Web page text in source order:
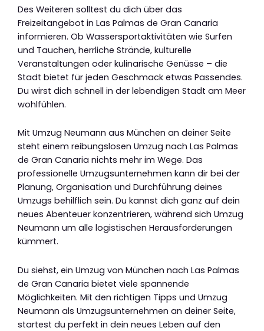
Des Weiteren solltest du dich über das
Freizeitangebot in Las Palmas de Gran Canaria
informieren. Ob Wassersportaktivitäten wie Surfen
und Tauchen, herrliche Strände, kulturelle
Veranstaltungen oder kulinarische Genüsse – die
Stadt bietet für jeden Geschmack etwas Passendes.
Du wirst dich schnell in der lebendigen Stadt am Meer
wohlfühlen.
Mit Umzug Neumann aus München an deiner Seite
steht einem reibungslosen Umzug nach Las Palmas
de Gran Canaria nichts mehr im Wege. Das
professionelle Umzugsunternehmen kann dir bei der
Planung, Organisation und Durchführung deines
Umzugs behilflich sein. Du kannst dich ganz auf dein
neues Abenteuer konzentrieren, während sich Umzug
Neumann um alle logistischen Herausforderungen
kümmert.
Du siehst, ein Umzug von München nach Las Palmas
de Gran Canaria bietet viele spannende
Möglichkeiten. Mit den richtigen Tipps und Umzug
Neumann als Umzugsunternehmen an deiner Seite,
startest du perfekt in dein neues Leben auf den